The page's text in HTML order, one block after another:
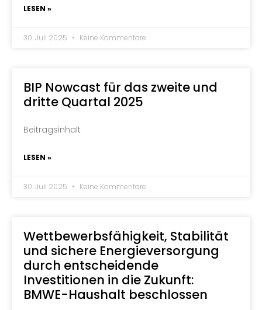
LESEN »
30. Juli 2025 Keine Kommentare
BIP Nowcast für das zweite und
dritte Quartal 2025
Beitragsinhalt
LESEN »
30. Juli 2025 Keine Kommentare
Wettbewerbsfähigkeit, Stabilität
und sichere Energieversorgung
durch entscheidende
Investitionen in die Zukunft:
BMWE-Haushalt beschlossen